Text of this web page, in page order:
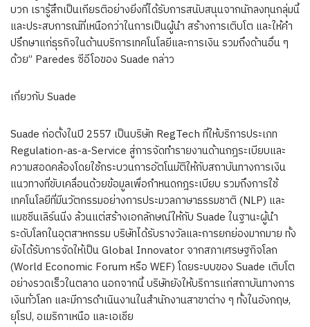
บวก เรารู้สึกเป็นเกียรติอย่างยิ่งที่ได้รับการสนับสนุนจากนักลงทุนกลุ่มนี้
และประสบการณ์ที่เหนือกว่าในการเป็นผู้นำ สร้างการเติบโต และให้คำ
ปรึกษาแก่ธุรกิจในด้านบริการเทคโนโลยีและการเงิน รวมถึงด้านอื่น ๆ
ด้วย” Paredes ซีอีโอของ Suade กล่าว
เกี่ยวกับ Suade
Suade ก่อตั้งในปี 2557 เป็นบริษัท RegTech ที่ให้บริการประเภท
Regulation-as-a-Service สู่การจัดทำรายงานด้านกฎระเบียบและ
ความสอดคล้องโดยใช้กระบวนการอัตโนมัติให้กับสถาบันทางการเงิน
แนวทางที่ขับเคลื่อนด้วยข้อมูลเพื่อกำหนดกฎระเบียบ รวมถึงการใช้
เทคโนโลยีที่มีนวัตกรรมอย่างการประมวลภาษาธรรมชาติ (NLP) และ
แมชชีนเลิร์นนิ่ง ล้วนแต่สร้างเอกลักษณ์ให้กับ Suade ในฐานะผู้นำ
ระดับโลกในอุตสาหกรรม บริษัทได้รับรางวัลและการยกย่องมากมาย ทั้ง
ยังได้รับการจัดให้เป็น Global Innovator จากสภาเศรษฐกิจโลก
(World Economic Forum หรือ WEF) โดยระบบของ Suade เติบโต
อย่างรวดเร็วในตลาด นอกจากนี้ บริษัทยังให้บริการแก่สถาบันทางการ
เงินทั่วโลก และมีการดำเนินงานในสำนักงานสาขาต่าง ๆ ทั้งในอังกฤษ,
ยุโรป, อเมริกาเหนือ และเอเชีย